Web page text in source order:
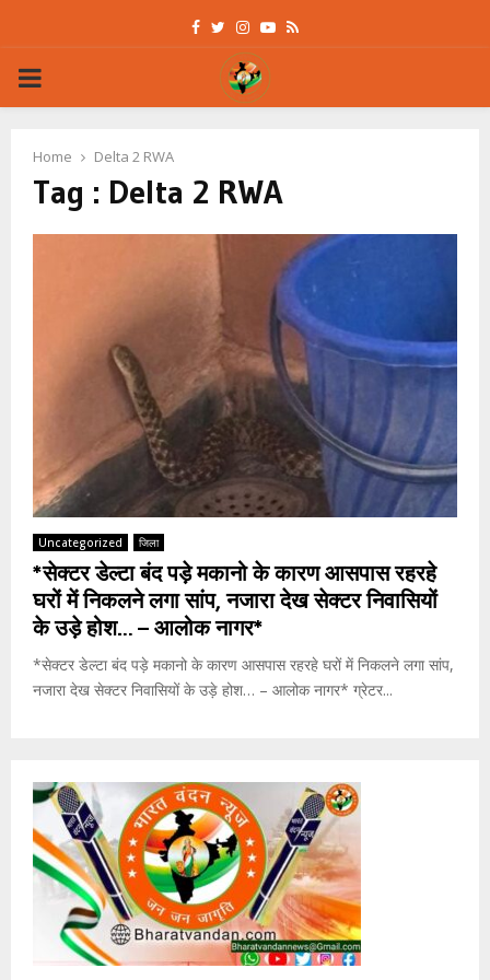
Facebook
Twitter
Instagram
Youtube
Rss
PRIMARY
Home Delta 2 RWA
Tag : Delta 2 RWA
Uncategorized जिला
*सेक्टर डेल्टा बंद पड़े मकानो के कारण आसपास रहरहे
घरों में निकलने लगा सांप, नजारा देख सेक्टर निवासियों
के उड़े होश… – आलोक नागर*
*सेक्टर डेल्टा बंद पड़े मकानो के कारण आसपास रहरहे घरों में निकलने लगा सांप,
नजारा देख सेक्टर निवासियों के उड़े होश… – आलोक नागर* ग्रेटर...